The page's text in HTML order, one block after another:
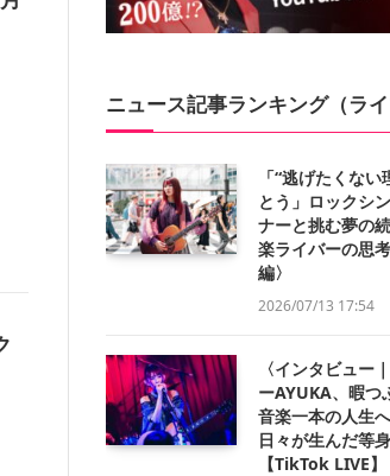
ニュース記事ランキング（ライ
「“逃げたくな
とう」ロックシ
ナーと挑む夢の
楽ライバーの思
編〉
2026/07/13 17:54
〈インタビュー
ーAYUKA、暇つ
音楽一本の人生
日々が生んだ等
【TikTok LIVE】